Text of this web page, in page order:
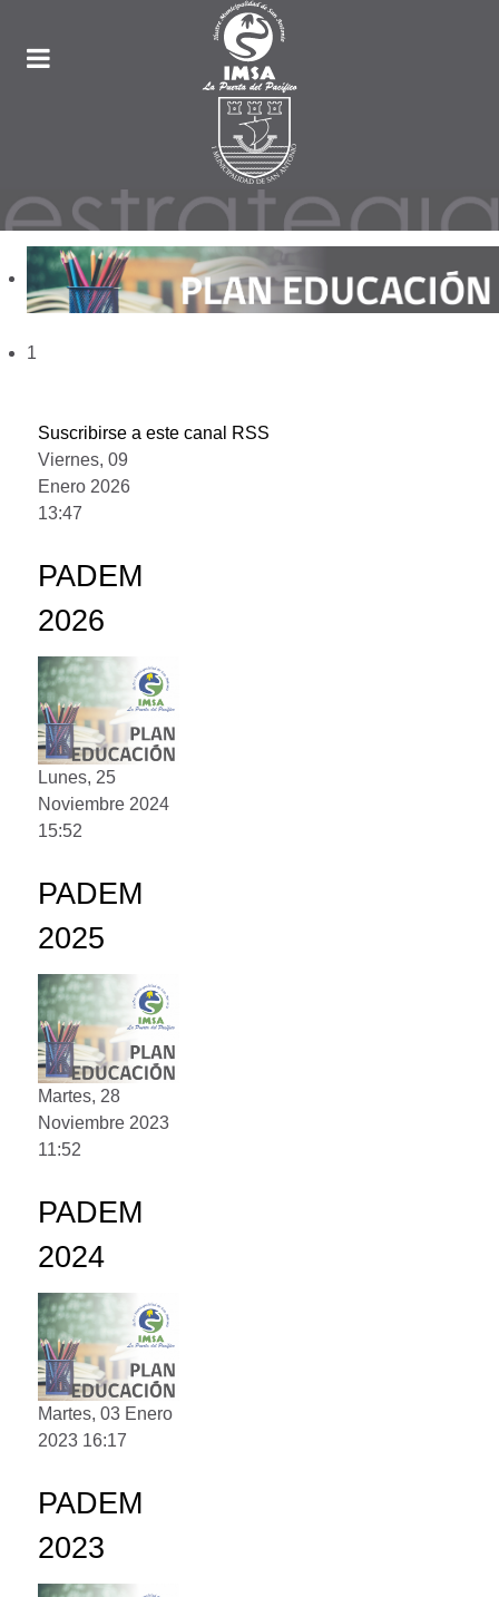
1
Suscribirse a este canal RSS
Viernes, 09
Enero 2026
13:47
PADEM
2026
Lunes, 25
Noviembre 2024
15:52
PADEM
2025
Martes, 28
Noviembre 2023
11:52
PADEM
2024
Martes, 03 Enero
2023 16:17
PADEM
2023